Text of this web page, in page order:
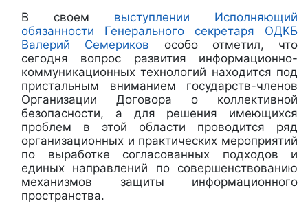
В своем выступлении Исполняющий
обязанности Генерального секретаря ОДКБ
Валерий Семериков особо отметил, что
сегодня вопрос развития информационно-
коммуникационных технологий находится под
пристальным вниманием государств-членов
Организации Договора о коллективной
безопасности, а для решения имеющихся
проблем в этой области проводится ряд
организационных и практических мероприятий
по выработке согласованных подходов и
единых направлений по совершенствованию
механизмов защиты информационного
пространства.